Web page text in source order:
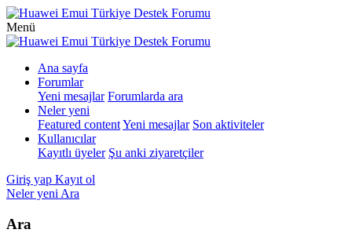
Menü
Ana sayfa
Forumlar
Yeni mesajlar Forumlarda ara
Neler yeni
Featured contentYeni mesajlar Son aktiviteler
Kullanıcılar
Kayıtlı üyeler Şu anki ziyaretçiler
Giriş yap Kayıt ol
Neler yeni Ara
Ara